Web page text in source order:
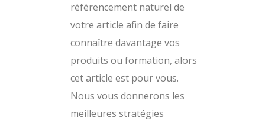
référencement naturel de
votre article afin de faire
connaître davantage vos
produits ou formation, alors
cet article est pour vous.
Nous vous donnerons les
meilleures stratégies